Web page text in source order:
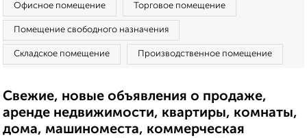
Офисное помещение Торговое помещение
Помещение свободного назначения
Складское помещение Производственное помещение
Свежие, новые объявления о продаже,
аренде недвижимости, квартиры, комнаты,
дома, машиноместа, коммерческая